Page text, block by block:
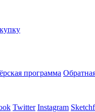
программа
Twitter Instagram